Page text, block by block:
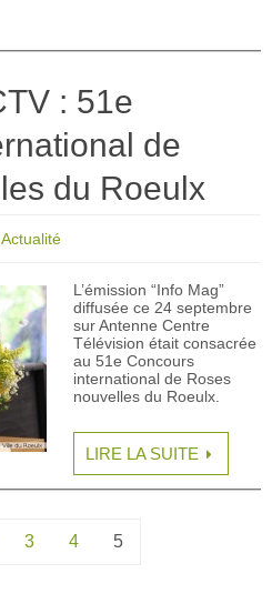
: 51e
de
du Roeulx
Actualité
L’émission “Info Mag”
diffusée ce 24 septembre
sur Antenne Centre
Télévision était consacrée
au 51e Concours
international de Roses
nouvelles du Roeulx.
LIRE LA SUITE
3 4 5